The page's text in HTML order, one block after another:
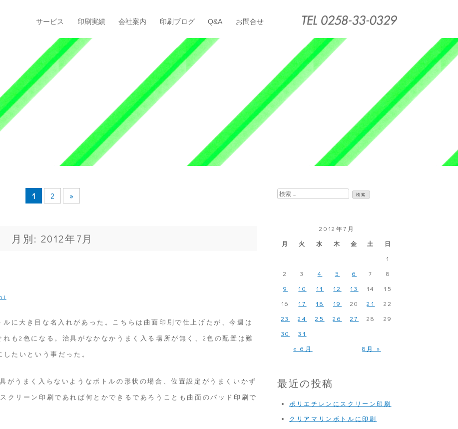
サービス 印刷実績 会社案内 印刷ブログ Q&A お問合せ
1 2 »
月別: 2012年7月
に大き目な名入れがあった。こちらは曲面印刷で仕上げたが、今週は
も2色になる。治具がなかなかうまく入る場所が無く、2色の配置は難
たいという事だった。
がうまく入らないようなボトルの形状の場合、位置設定がうまくいかず
クリーン印刷であれば何とかできるであろうことも曲面のパッド印刷で
検
2012年7月
月
火 水 木 金 土 日
« 6月 8月 »
1
2
3 4 5 6 7
8
9
10 11 12 13 14
15
16
17 18 19 20 21
22
23
24 25 26 27 28
29
30
31
最近の投稿
ポリエチレンにスクリーン印刷
クリアマリンボトルに印刷